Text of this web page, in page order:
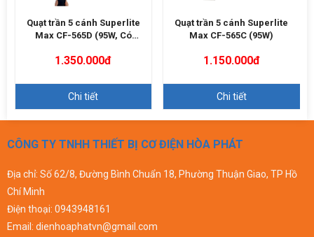
Quạt trần 5 cánh Superlite
Max CF-565D (95W, Có
1.350.000đ
Chi tiết
Quạt trần 5 cánh Superlite
Max CF-565C (95W)
1.150.000đ
Chi tiết
CÔNG TY TNHH THIẾT BỊ CƠ ĐIỆN HÒA PHÁT
Địa chỉ: Số 62/8, Đường Bình Chuẩn 18, Phường Thuận Giao, TP Hồ
Chí Minh
Điện thoại: 0943948161
Email: dienhoaphatvn@gmail.com